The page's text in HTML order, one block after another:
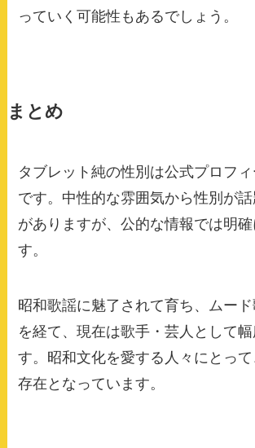
っていく可能性もあるでしょう。
まとめ
タブレット純の性別は公式プロフ
です。中性的な雰囲気から性別が
がありますが、公的な情報では明
す。
昭和歌謡に魅了されて育ち、ムー
を経て、現在は歌手・芸人として
す。昭和文化を愛する人々にとっ
存在となっています。